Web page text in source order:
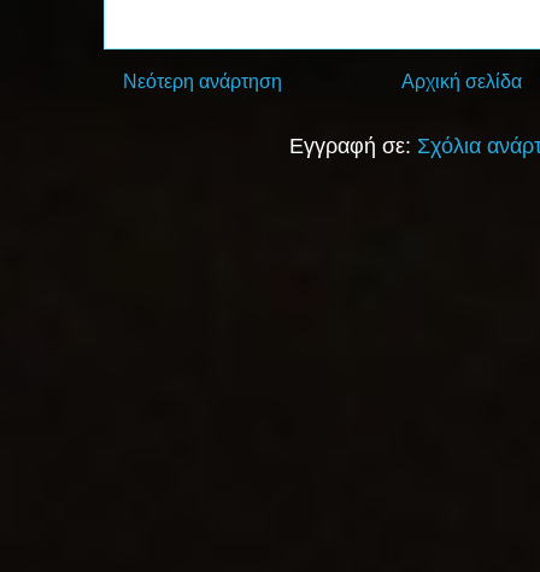
Νεότερη ανάρτηση Αρχική σελίδα
Εγγραφή σε: Σχόλια